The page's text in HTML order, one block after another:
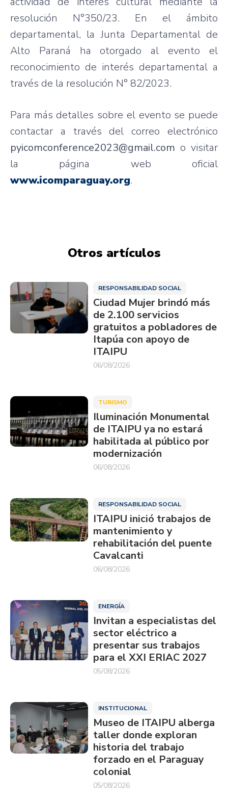
resolución N°350/23. En el ámbito
departamental, la Junta Departamental de
Alto Paraná ha otorgado al evento el
reconocimiento de interés departamental a
través de la resolución N° 82/2023.
Para más detalles sobre el evento se puede
contactar a través del correo electrónico
pyicomconference2023@gmail.com o visitar
la página web oficial
www.icomparaguay.org.
Otros artículos
RESPONSABILIDAD SOCIAL
Ciudad Mujer brindó más
de 2.100 servicios
gratuitos a pobladores de
Itapúa con apoyo de
ITAIPU
06/08/2026
TURISMO
Iluminación Monumental
de ITAIPU ya no estará
habilitada al público por
modernización
06/08/2026
RESPONSABILIDAD SOCIAL
ITAIPU inició trabajos de
mantenimiento y
rehabilitación del puente
Cavalcanti
06/08/2026
ENERGÍA
Invitan a especialistas del
sector eléctrico a
presentar sus trabajos
para el XXI ERIAC 2027
05/08/2026
INSTITUCIONAL
Museo de ITAIPU alberga
taller donde exploran
historia del trabajo
forzado en el Paraguay
colonial
05/08/2026